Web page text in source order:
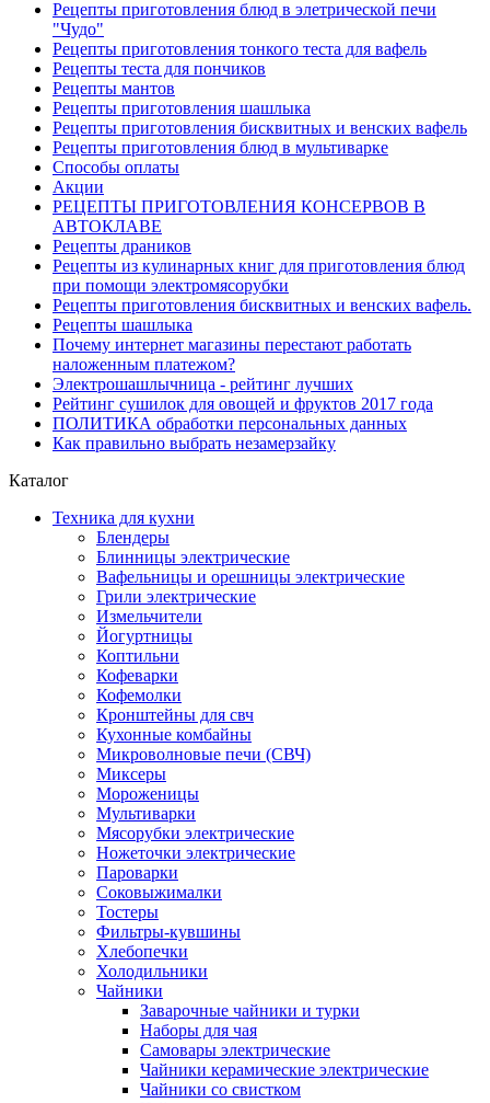
Рецепты приготовления блюд в элетрической печи
"Чудо"
Рецепты приготовления тонкого теста для вафель
Рецепты теста для пончиков
Рецепты мантов
Рецепты приготовления шашлыка
Рецепты приготовления бисквитных и венских вафель
Рецепты приготовления блюд в мультиварке
Способы оплаты
Акции
РЕЦЕПТЫ ПРИГОТОВЛЕНИЯ КОНСЕРВОВ В
АВТОКЛАВЕ
Рецепты драников
Рецепты из кулинарных книг для приготовления блюд
при помощи электромясорубки
Рецепты приготовления бисквитных и венских вафель.
Рецепты шашлыка
Почему интернет магазины перестают работать
наложенным платежом?
Электрошашлычница - рейтинг лучших
Рейтинг сушилок для овощей и фруктов 2017 года
ПОЛИТИКА обработки персональных данных
Как правильно выбрать незамерзайку
Каталог
Техника для кухни
Блендеры
Блинницы электрические
Вафельницы и орешницы электрические
Грили электрические
Измельчители
Йогуртницы
Коптильни
Кофеварки
Кофемолки
Кронштейны для свч
Кухонные комбайны
Микроволновые печи (СВЧ)
Миксеры
Мороженицы
Мультиварки
Мясорубки электрические
Ножеточки электрические
Пароварки
Соковыжималки
Тостеры
Фильтры-кувшины
Хлебопечки
Холодильники
Чайники
Заварочные чайники и турки
Наборы для чая
Самовары электрические
Чайники керамические электрические
Чайники со свистком